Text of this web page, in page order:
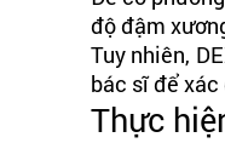
độ đậm
Tuy nhiên,
bác sĩ để
Thực